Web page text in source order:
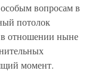
вопросам в
потолок
в отношении ныне
момент.